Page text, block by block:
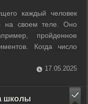
каждый человек
на своем теле. Оно
пройденное
Когда число
в Бездну.
Перед тем как
...
17.05.2025
школы